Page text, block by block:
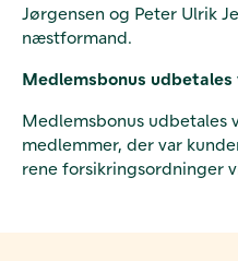
Jørgensen og Peter Ulrik
næstformand.
Medlemsbonus udbetales
Medlemsbonus udbetales
medlemmer, der var
rene forsikringsordninger